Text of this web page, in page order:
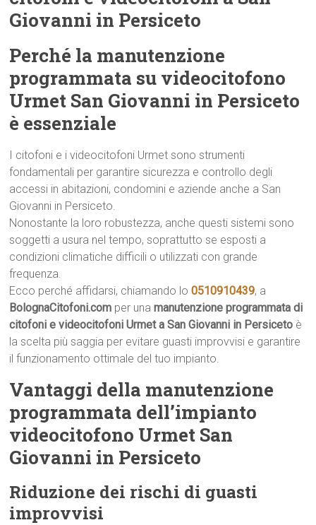
Giovanni in Persiceto
Perché la manutenzione
programmata su videocitofono
Urmet San Giovanni in Persiceto
è essenziale
I citofoni e i videocitofoni Urmet sono strumenti
fondamentali per garantire sicurezza e controllo degli
accessi in abitazioni, condomini e aziende anche a San
Giovanni in Persiceto.
Nonostante la loro robustezza, anche questi sistemi sono
soggetti a usura nel tempo, soprattutto se esposti a
condizioni climatiche difficili o utilizzati con grande
frequenza.
Ecco perché affidarsi, chiamando lo0510910439, a
BolognaCitofoni.com per unamanutenzione programmata di
citofoni e videocitofoni Urmet a San Giovanni in Persiceto è
la scelta più saggia per evitare guasti improvvisi e garantire
il funzionamento ottimale del tuo impianto.
Vantaggi della manutenzione
programmata dell’impianto
videocitofono Urmet San
Giovanni in Persiceto
Riduzione dei rischi di guasti
improvvisi